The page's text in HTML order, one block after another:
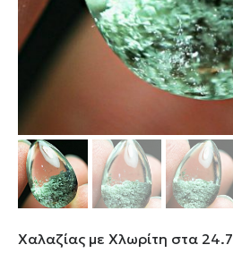
Χαλαζίας με Χλωρίτη στα